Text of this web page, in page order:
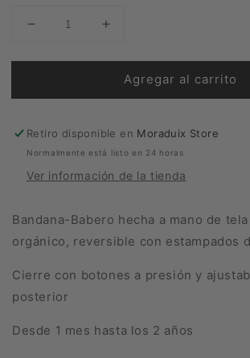
Reducir
para
Infanti
Aumentar
para
Bandana
Infanti
Agregar al carrito
Retiro disponible en Moraduix Store
Normalmente está listo en 24 horas
Ver información de la tienda
Bandana-Babero hecha a mano de
orgánico, reversible con estampados
Cierre con botones a presión y
posterior
Desde 1 mes hasta los 2 años